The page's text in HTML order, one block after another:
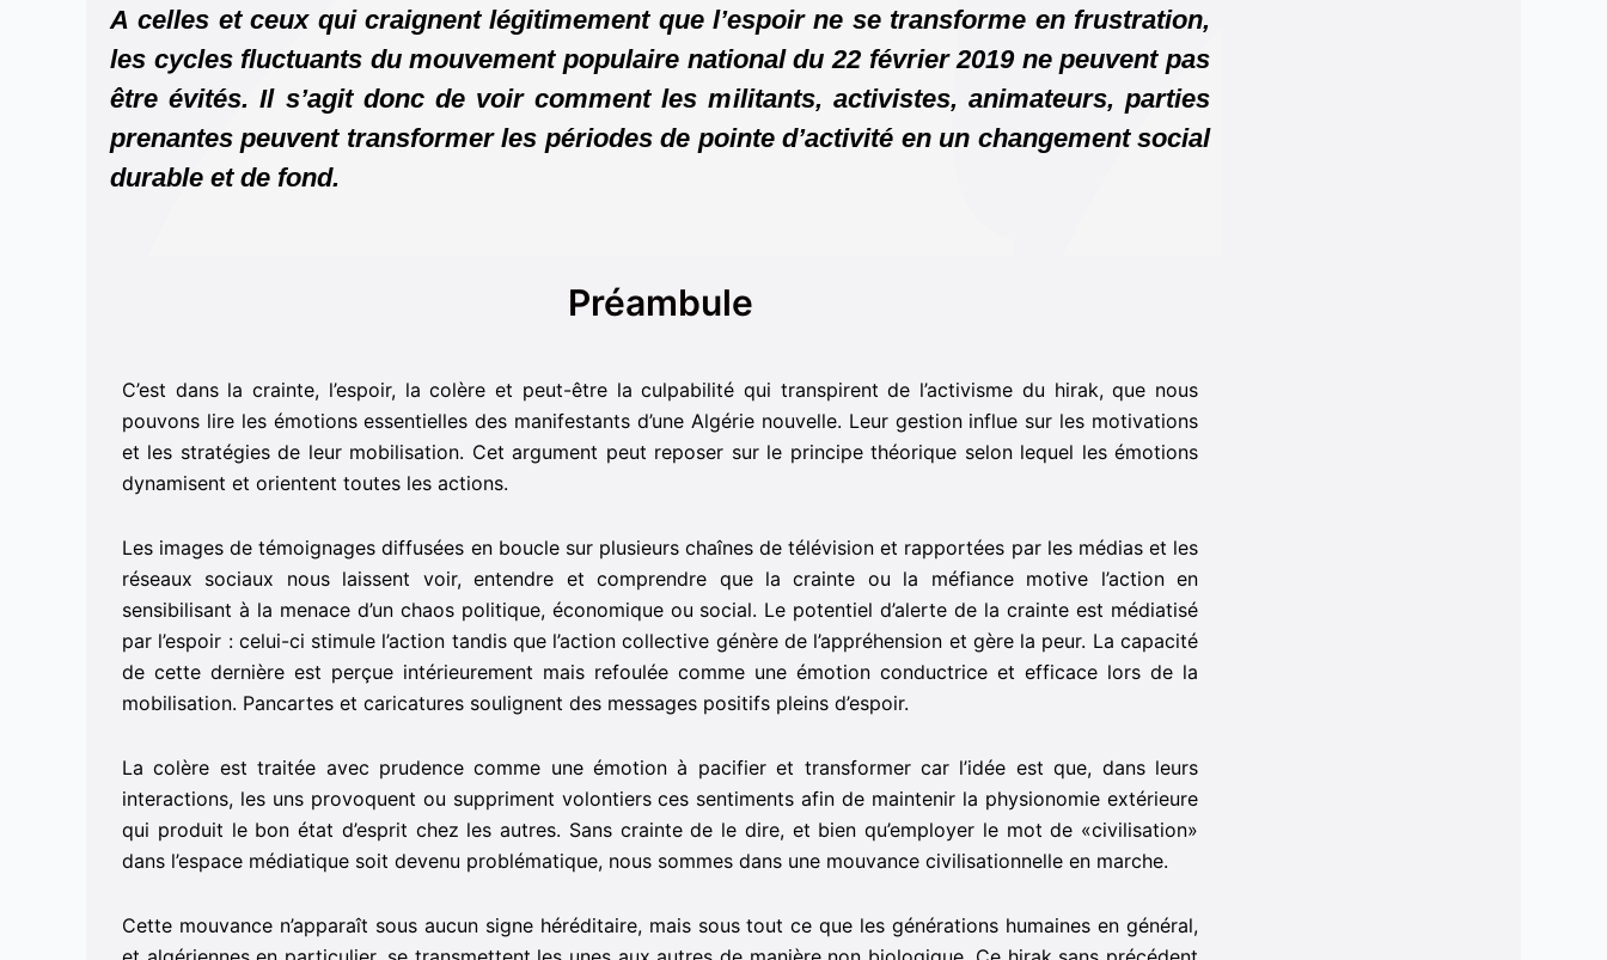
Acelles et ceux qui craignent légitimement que l’espoir ne se transforme en frustration,
les cycles fluctuants du mouvement populaire national du 22 février 2019 ne peuvent pas
être évités. Il s’agit donc de voir comment les militants, activistes, animateurs, parties
prenantes peuvent transformer les périodes de pointe d’activité en un changement social
durable et de fond.
Préambule
C’est dans la crainte, l’espoir, la colère et peut-être la culpabilité qui transpirent de l’activisme du hirak, que nous
pouvons lire les émotions essentielles des manifestants d’une Algérie nouvelle. Leur gestion influe sur les motivations
et les stratégies de leur mobilisation. Cet argument peut reposer sur le principe théorique selon lequel les émotions
dynamisent et orientent toutes les actions.
Les images de témoignages diffusées en boucle sur plusieurs chaînes de télévision et rapportées par les médias et les
réseaux sociaux nous laissent voir, entendre et comprendre que la crainte ou la méfiance motive l’action en
sensibilisant à la menace d’un chaos politique, économique ou social. Le potentiel d’alerte de la crainte est médiatisé
par l’espoir : celui-ci stimule l’action tandis que l’action collective génère de l’appréhension et gère la peur. La capacité
de cette dernière est perçue intérieurement mais refoulée comme une émotion conductrice et efficace lors de la
mobilisation. Pancartes et caricatures soulignent des messages positifs pleins d’espoir.
La colère est traitée avec prudence comme une émotion à pacifier et transformer car l’idée est que, dans leurs
interactions, les uns provoquent ou suppriment volontiers ces sentiments afin de maintenir la physionomie extérieure
qui produit le bon état d’esprit chez les autres. Sans crainte de le dire, et bien qu’employer le mot de «civilisation»
dans l’espace médiatique soit devenu problématique, nous sommes dans une mouvance civilisationnelle en marche.
Cette mouvance n’apparaît sous aucun signe héréditaire, mais sous tout ce que les générations humaines en général,